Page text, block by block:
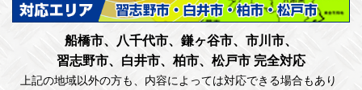
船橋市、八千代市、鎌ヶ谷市、市川市、
習志野市、白井市、柏市、松戸市 完全対応
上記の地域以外の方も、内容によっては対応できる場合もあり